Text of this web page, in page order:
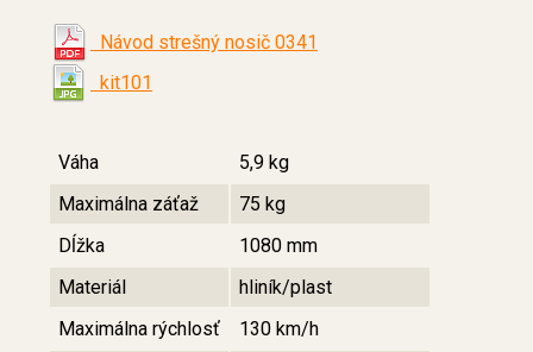
Návod strešný nosič 0341
kit101
Váha
5,9 kg
Maximálna záťaž
75 kg
Dĺžka
1080 mm
Materiál
hliník/plast
Maximálna rýchlosť
130 km/h